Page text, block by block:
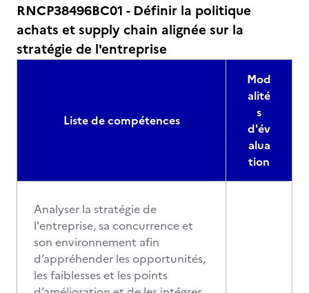
RNCP38496BC01 - Définir la politique
achats et supply chain alignée sur la
stratégie de l'entreprise
Liste de compétences
Mod
alité
s
d'év
alua
tion
Analyser la stratégie de
l'entreprise, sa concurrence et
son environnement afin
d’appréhender les opportunités,
les faiblesses et les points